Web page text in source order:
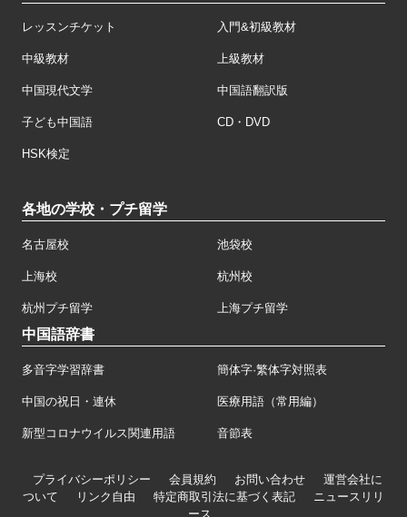
レッスンチケット 入門&初級教材
中級教材 上級教材
中国現代文学 中国語翻訳版
子ども中国語 CD・DVD
HSK検定
各地の学校・プチ留学
名古屋校 池袋校
上海校 杭州校
杭州プチ留学 上海プチ留学
中国語辞書
多音字学習辞書 簡体字·繁体字対照表
中国の祝日・連休 医療用語（常用編）
新型コロナウイルス関連用語 音節表
プライバシーポリシー 会員規約 お問い合わせ
運営会社に
ついて
リンク自由 特定商取引法に基づく表記
ニュースリリ
ース